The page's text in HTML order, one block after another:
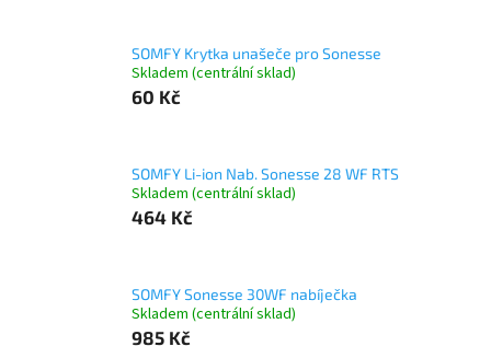
SOMFY Krytka unašeče pro Sonesse
Skladem (centrální sklad)
60 Kč
SOMFY Li-ion Nab. Sonesse 28 WF RTS
Skladem (centrální sklad)
464 Kč
SOMFY Sonesse 30WF nabíječka
Skladem (centrální sklad)
985 Kč